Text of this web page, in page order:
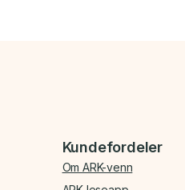
Kundefordeler
Om ARK-venn